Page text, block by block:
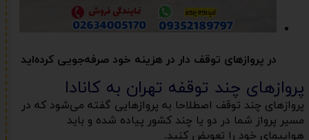
در پروازهای توقف دار در هزینه خود صرفه‌جویی کرده‌اید
پروازهای چند توقفه تهران به کانادا
پروازهای چند توقف اصطلاحا به پروازهایی گفته می‌شود که در
مسیر پرواز شما در دو یا چند کشور پیاده شده و باید
هواپیمای خود را تعویض کنید.